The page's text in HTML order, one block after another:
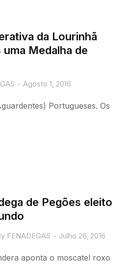
da Lourinhã
Medalha de
Agosto 1, 2016
Portugueses. Os
de Pegões eleito
FENADEGAS Julho 26, 2016
aponta o moscatel roxo